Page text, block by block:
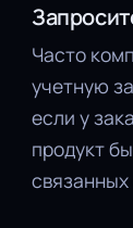
Часто
учетную
если у
продукт